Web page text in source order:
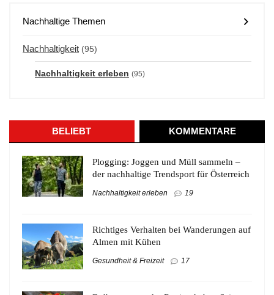
Nachhaltige Themen
Nachhaltigkeit (95)
Nachhaltigkeit erleben (95)
BELIEBT KOMMENTARE
Plogging: Joggen und Müll sammeln –
der nachhaltige Trendsport für Österreich
Nachhaltigkeit erleben 19
Richtiges Verhalten bei Wanderungen auf
Almen mit Kühen
Gesundheit & Freizeit 17